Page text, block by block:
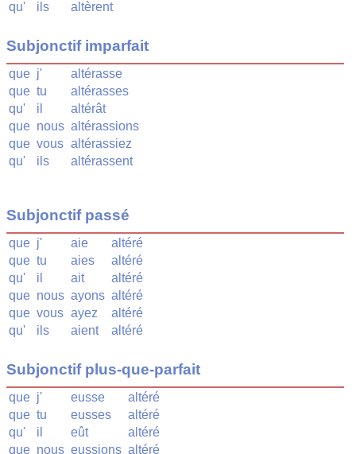
qu'
ils altèrent
Subjonctif imparfait
que j'
altérasse
que tu
altérasses
qu'
il
altérât
que nous altérassions
que vous altérassiez
qu'
ils altérassent
Subjonctif passé
que j' aie
altéré
que tu aies
altéré
qu'
il ait
altéré
que nous ayons altéré
que vous ayez
altéré
qu'
ils aient altéré
Subjonctif plus-que-parfait
que j' eusse
altéré
que tu eusses
altéré
qu'
il eût
altéré
que nous eussions altéré